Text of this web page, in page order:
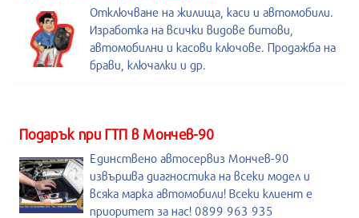
Отключване на жилища, каси и автомобили.
Изработка на всички видове битови,
автомобилни и касови ключове. Продажба на
брави, ключалки и др.
Подарък при ГТП в Мончев-90
Единствено автосервиз Мончев-90
извършва диагностика на всеки модел и
всяка марка автомобили! Всеки клиент е
приоритет за нас! 0899 963 935